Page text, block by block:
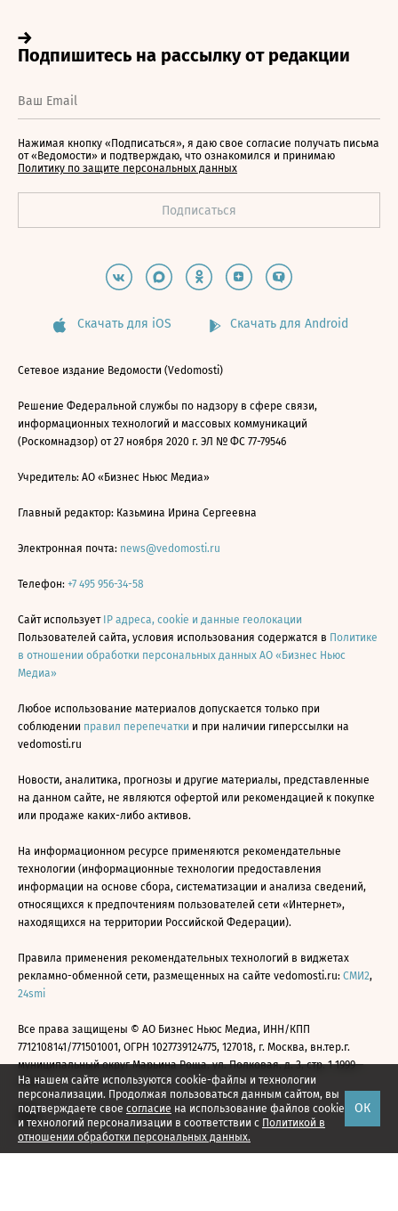
На нашем сайте используются cookie-файлы и технологии
персонализации. Продолжая пользоваться данным сайтом, вы
подтверждаете свое согласие на использование файлов cookie
и технологий персонализации в соответствии с Политикой в
отношении обработки персональных данных.
ОК
Нажимая кнопку «Подписаться», я даю свое согласие получать письма
от «Ведомости» и подтверждаю, что ознакомился и принимаю
Политику по защите персональных данных
Скачать для iOS Скачать для Android
Сетевое издание Ведомости (Vedomosti)
Решение Федеральной службы по надзору в сфере связи,
информационных технологий и массовых коммуникаций
(Роскомнадзор) от 27 ноября 2020 г. ЭЛ № ФС 77-79546
Учредитель: АО «Бизнес Ньюс Медиа»
Главный редактор: Казьмина Ирина Сергеевна
Электронная почта: news@vedomosti.ru
Телефон: +7 495 956-34-58
Сайт использует IP адреса, cookie и данные геолокации
Пользователей сайта, условия использования содержатся в Политике
в отношении обработки персональных данных АО «Бизнес Ньюс
Медиа»
Любое использование материалов допускается только при
соблюдении правил перепечатки и при наличии гиперссылки на
vedomosti.ru
Новости, аналитика, прогнозы и другие материалы, представленные
на данном сайте, не являются офертой или рекомендацией к покупке
или продаже каких-либо активов.
На информационном ресурсе применяются рекомендательные
технологии (информационные технологии предоставления
информации на основе сбора, систематизации и анализа сведений,
относящихся к предпочтениям пользователей сети «Интернет»,
находящихся на территории Российской Федерации).
Правила применения рекомендательных технологий в виджетах
рекламно-обменной сети, размещенных на сайте vedomosti.ru: СМИ2,
24smi
Все права защищены © АО Бизнес Ньюс Медиа, ИНН/КПП
7712108141/771501001, ОГРН 1027739124775, 127018, г. Москва, вн.тер.г.
муниципальный округ Марьина Роща, ул. Полковая, д. 3, стр. 1 1999—
2026